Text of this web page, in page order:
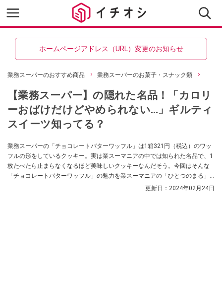
ホームページアドレス（URL）変更のお知らせ
業務スーパーのおすすめ商品 業務スーパーのお菓子・スナック類
【業務スーパー】の隠れた名品！「カロリ
ーおばけだけどやめられない…」ギルティ
スイーツ知ってる？
業務スーパーの「チョコレートバターワッフル」は1箱321円（税込）のワッ
フルの形をしているクッキー。実は業スーマニアの中では知られた名品で、1
枚たべたら止まらなくなるほど美味しいクッキーなんだそう。今回はそんな
「チョコレートバターワッフル」の魅力を業スーマニアの「ひとつのまる」
更新日： 2024年02月24日